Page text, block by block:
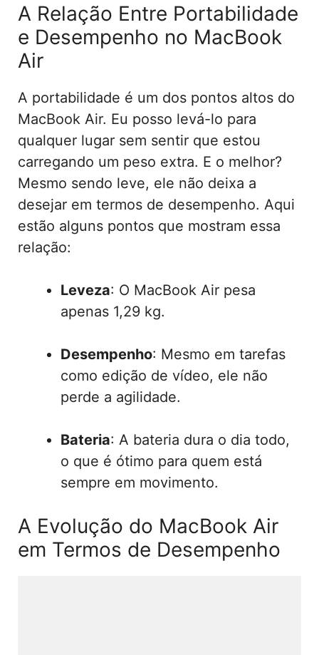
A Relação Entre Portabilidade
e Desempenho no MacBook
Air
A portabilidade é um dos pontos altos do
MacBook Air. Eu posso levá-lo para
qualquer lugar sem sentir que estou
carregando um peso extra. E o melhor?
Mesmo sendo leve, ele não deixa a
desejar em termos de desempenho. Aqui
estão alguns pontos que mostram essa
relação:
Leveza: O MacBook Air pesa
apenas 1,29 kg.
Desempenho: Mesmo em tarefas
como edição de vídeo, ele não
perde a agilidade.
Bateria: A bateria dura o dia todo,
o que é ótimo para quem está
sempre em movimento.
A Evolução do MacBook Air
em Termos de Desempenho